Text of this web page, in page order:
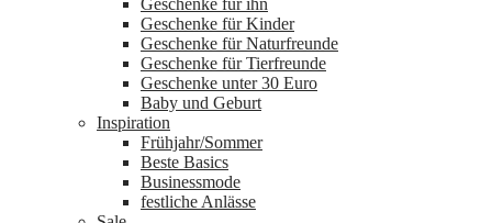
Geschenke für ihn
Geschenke für Kinder
Geschenke für Naturfreunde
Geschenke für Tierfreunde
Geschenke unter 30 Euro
Baby und Geburt
Inspiration
Frühjahr/Sommer
Beste Basics
Businessmode
festliche Anlässe